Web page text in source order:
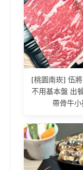
[桃園南崁] 伍
不用基本盤 出
帶骨牛